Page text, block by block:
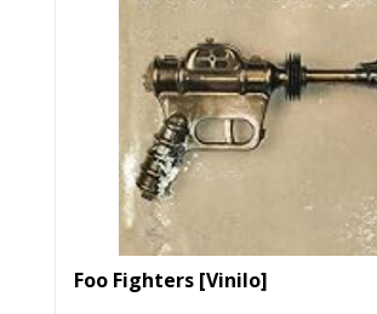
Foo Fighters [Vinilo]